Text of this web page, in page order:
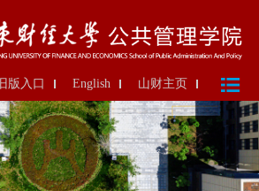
山财主页
English
旧版入口